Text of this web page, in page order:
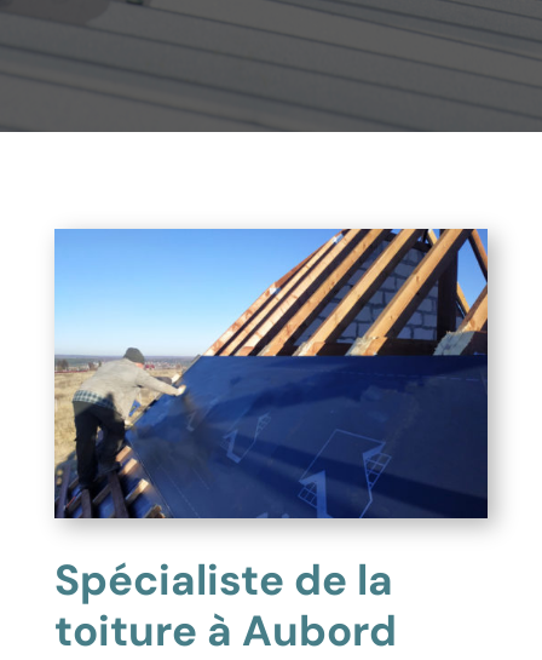
Spécialiste de la
toiture à Aubord